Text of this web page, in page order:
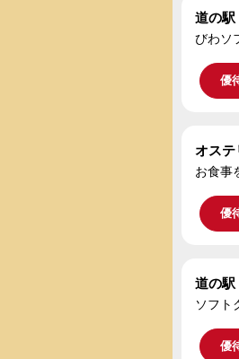
道の
びわソ
優
オステ
お食事
優
道の
ソフト
優